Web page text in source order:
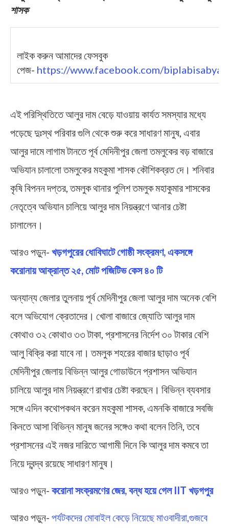
শাসক
লাইক করুন আমাদের ফেসবুক
পেজ- https://www.facebook.com/
এই পরিস্থিতিতে আলুর দাম বেড়ে যাওয়ায় কার্যত সমস্যার মধ্যে
পড়েছে দুঃস্থ পরিবার গুলি থেকে শুরু করে সাধারণ মানুষ, এবার
আলুর দামে লাগাম টানতে পূর্ব মেদিনীপুর জেলা তমলুকের বড় বাজারে
অভিযান চালালো তমলুকের মহকুমা শাসক কৌশিকব্রত দে। শনিবার
কৃষি বিপনন দপ্তর, তমলুক থানার পুলিশ তমলুক মহাকুমার শাসকের
নেতৃত্বে অভিযান চালিয়ে আলুর দাম নিয়ন্ত্রণে আনার চেষ্টা
চালালেন।
আরও পড়ুন- খড়গপুরের ধোবিঘাটে গোষ্ঠী সংক্রমণ, একসঙ্গে
করোনায় আক্রান্ত ২৫, মোট পজিটিভ কেস ৪০ টি
অন্যান্য জেলার তুলনায় পূর্ব মেদিনীপুর জেলা আলুর দাম অনেক বেশি
বলে অভিযোগ ক্রেতাদের। খোলা বাজারে জ্যোতি আলুর দাম
কোথাও ৩২ কোথাও ৩৩ টাকা, প্রশাসনের নির্দেশ ৩০ টাকার বেশি
আলু বিক্রি করা যাবে না। তমলুক শহরের বাজার ছাড়াও পূর্ব
মেদিনীপুর জেলায় বিভিন্ন আলুর গোডাউনে প্রশাসন অভিযান
চালিয়ে আলুর দাম নিয়ন্ত্রণে রাখার চেষ্টা করছেন। বিভিন্ন ব্যবসার
সঙ্গে এদিন কথোপকথন করেন মহকুমা শাসক, এমনকি বাজারে সবজি
কিনতে আসা বিভিন্ন মানুষ জনের সঙ্গেও কথা বলেন তিনি, তবে
প্রশাসনের এই নজর দারিতে আগামী দিনে কি আলুর দাম কমবে তা
নিয়ে দ্বন্দ্ব রয়েছে সাধারণ মানুষ।
আরও পড়ুন- করোনা সংক্রমণের জের, বন্ধ হয়ে গেল IIT খড়গপুর
আরও পড়ুন- পর্যটকদের মোবাইল কেড়ে নিয়েছে মাওবাদীরা,গুজবে